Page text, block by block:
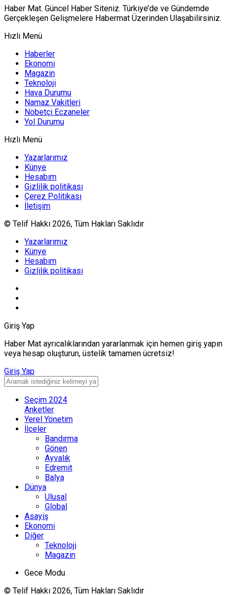
Haber Mat. Güncel Haber Siteniz. Türkiye’de ve Gündemde
Gerçekleşen Gelişmelere Habermat Üzerinden Ulaşabilirsiniz.
Hızlı Menü
Haberler
Ekonomi
Magazin
Teknoloji
Hava Durumu
Namaz Vakitleri
Nöbetçi Eczaneler
Yol Durumu
Hızlı Menü
Yazarlarımız
Künye
Hesabım
Gizlilik politikası
Çerez Politikası
İletişim
© Telif Hakkı 2026, Tüm Hakları Saklıdır
Yazarlarımız
Künye
Hesabım
Gizlilik politikası
Giriş Yap
Haber Mat ayrıcalıklarından yararlanmak için hemen giriş yapın
veya hesap oluşturun, üstelik tamamen ücretsiz!
Giriş Yap
Seçim 2024
Anketler
Yerel Yönetim
İlçeler
Bandırma
Gönen
Ayvalık
Edremit
Balya
Dünya
Ulusal
Global
Asayiş
Ekonomi
Diğer
Teknoloji
Magazin
Gece Modu
© Telif Hakkı 2026, Tüm Hakları Saklıdır